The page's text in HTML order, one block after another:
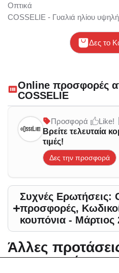
Οπτικά
COSSELIE - Γυαλιά ηλίου
Δες το
Online προσφορές
COSSELIE
Προσφορά Like!
Βρείτε τελευταία
τιμές!
Δες την προσφορά
Συχνές Ερωτήσεις:
προσφορές,
κουπόνια - Μάρτιος
Άλλες
προσφορές για